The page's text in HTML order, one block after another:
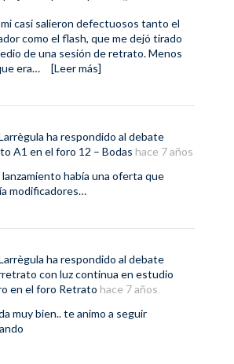
casi salieron defectuosos tanto el
como el flash, que me dejó tirado
de una sesión de retrato. Menos
era…
[Leer más]
ha respondido al debate
A1 en el foro 12 – Bodas hace 7 años
lanzamiento había una oferta que
modificadores…
ha respondido al debate
con luz continua en estudio
en el foro Retrato hace 7 años
muy bien.. te animo a seguir